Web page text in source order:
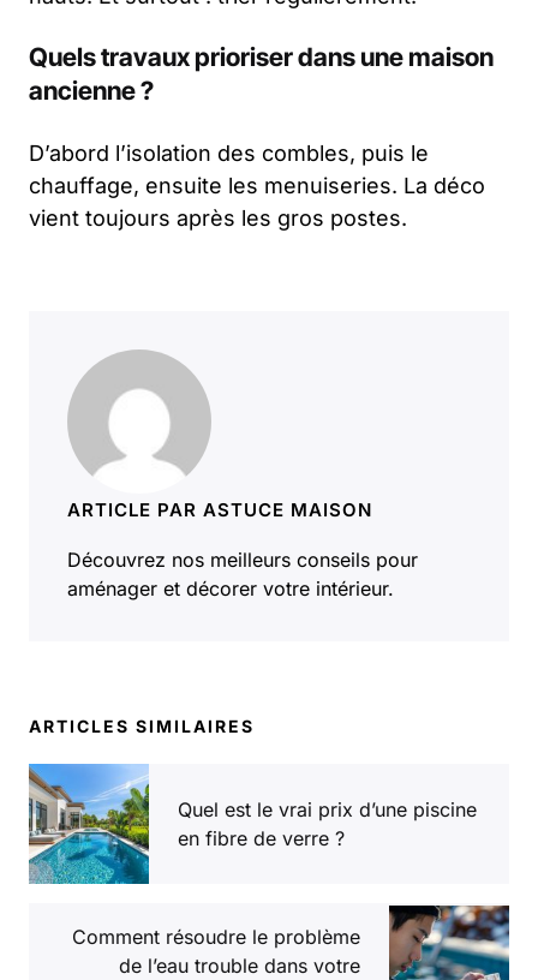
Quels travaux prioriser dans une maison
ancienne ?
D’abord l’isolation des combles, puis le
chauffage, ensuite les menuiseries. La déco
vient toujours après les gros postes.
ARTICLE PAR ASTUCE MAISON
Découvrez nos meilleurs conseils pour
aménager et décorer votre intérieur.
ARTICLES SIMILAIRES
Quel est le vrai prix d’une piscine
en fibre de verre ?
Comment résoudre le problème
de l’eau trouble dans votre